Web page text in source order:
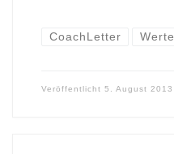
CoachLetter Werte
Veröffentlicht 5. August 2013